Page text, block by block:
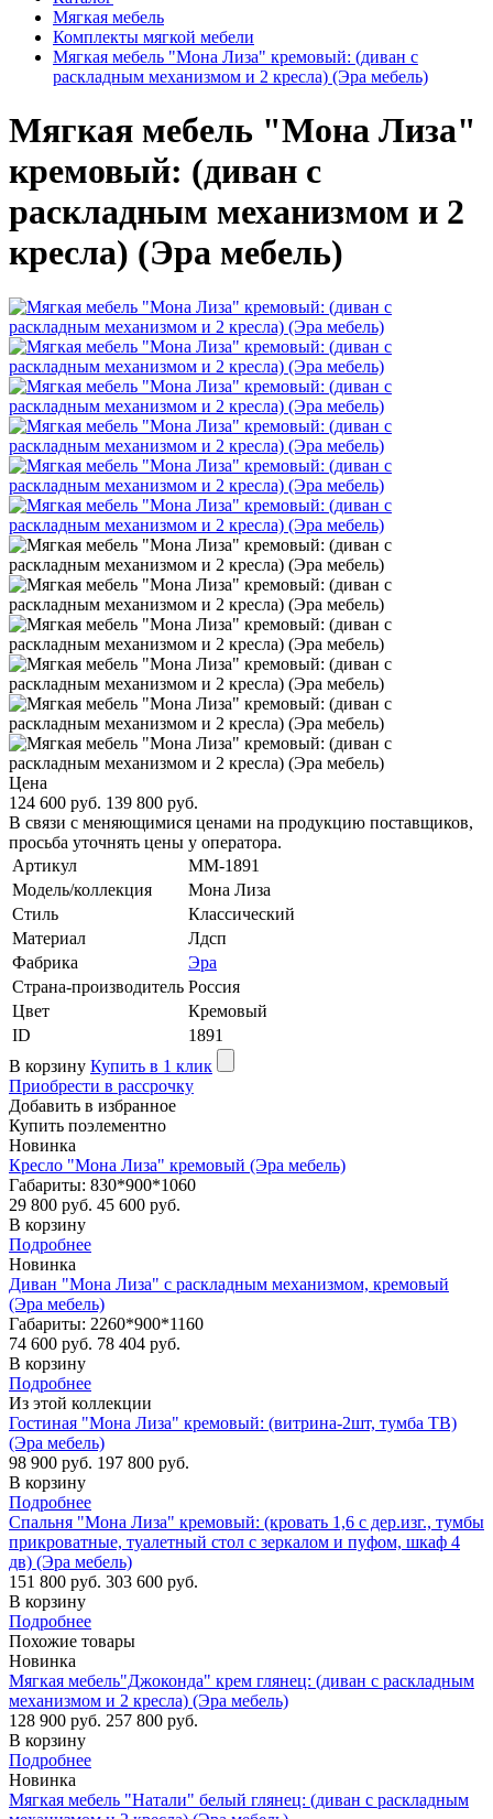
Мягкая мебель
Комплекты мягкой мебели
Мягкая мебель "Мона Лиза" кремовый: (диван с
раскладным механизмом и 2 кресла) (Эра мебель)
Мягкая мебель "Мона Лиза"
кремовый: (диван с
раскладным механизмом и 2
кресла) (Эра мебель)
Цена
124 600 руб. 139 800 руб.
В связи с меняющимися ценами на продукцию поставщиков,
просьба уточнять цены у оператора.
Артикул
MM-1891
Модель/коллекция
Мона Лиза
Стиль
Классический
Материал
Лдсп
Фабрика
Эра
Страна-производитель Россия
Цвет
Кремовый
ID
1891
В корзину Купить в 1 клик
Приобрести в рассрочку
Добавить в избранное
Купить поэлементно
Новинка
Кресло "Мона Лиза" кремовый (Эра мебель)
Габариты: 830*900*1060
29 800 руб. 45 600 руб.
В корзину
Подробнее
Новинка
Диван "Мона Лиза" с раскладным механизмом, кремовый
(Эра мебель)
Габариты: 2260*900*1160
74 600 руб. 78 404 руб.
В корзину
Подробнее
Из этой коллекции
Гостиная "Мона Лиза" кремовый: (витрина-2шт, тумба ТВ)
(Эра мебель)
98 900 руб. 197 800 руб.
В корзину
Подробнее
Спальня "Мона Лиза" кремовый: (кровать 1,6 с дер.изг., тумбы
прикроватные, туалетный стол с зеркалом и пуфом, шкаф 4
дв) (Эра мебель)
151 800 руб. 303 600 руб.
В корзину
Подробнее
Похожие товары
Новинка
Мягкая мебель"Джоконда" крем глянец: (диван с раскладным
механизмом и 2 кресла) (Эра мебель)
128 900 руб. 257 800 руб.
В корзину
Подробнее
Новинка
Мягкая мебель "Натали" белый глянец: (диван с раскладным